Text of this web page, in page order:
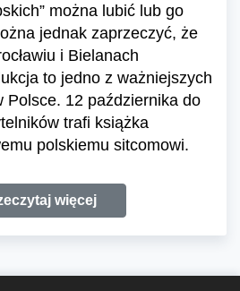
można lubić lub go
jednak zaprzeczyć, że
i Bielanach
to jedno z ważniejszych
Polsce. 12 października do
trafi książka
polskiemu sitcomowi.
więcej